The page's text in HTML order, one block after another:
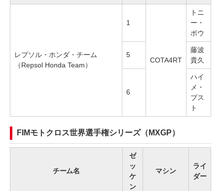
レプソル・ホンダ・チーム
（Repsol Honda Team）
1
COTA4RT
トニ
ー・
ボウ
5
藤波
貴久
6
ハイ
メ・
ブス
ト
FIMモトクロス世界選手権シリーズ（MXGP）
チーム名
ゼ
ッ
ケ
ン
マシン
ライ
ダー